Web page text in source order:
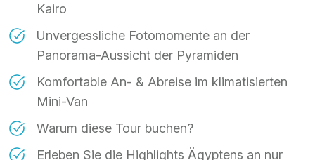
Kairo
Unvergessliche Fotomomente an der
Panorama-Aussicht der Pyramiden
Komfortable An- & Abreise im klimatisierten
Mini-Van
Warum diese Tour buchen?
Erleben Sie die Highlights Ägyptens an nur